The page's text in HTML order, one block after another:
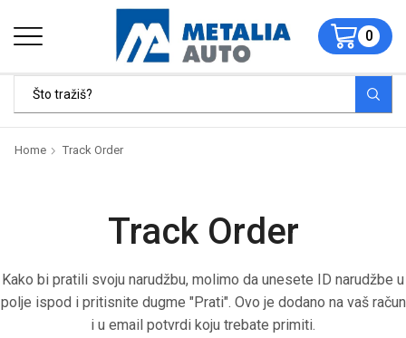
0
Home Track Order
Track Order
Kako bi pratili svoju narudžbu, molimo da unesete ID narudžbe u
polje ispod i pritisnite dugme "Prati". Ovo je dodano na vaš račun
i u email potvrdi koju trebate primiti.